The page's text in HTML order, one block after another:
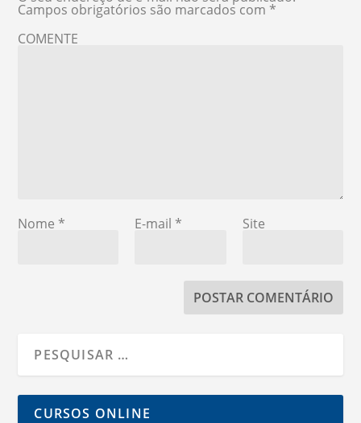
Campos obrigatórios são marcados com *
COMENTE
Nome * E-mail * Site
CURSOS ONLINE